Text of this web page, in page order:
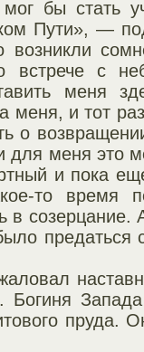
бы стать
Пути», —
возникли
о встрече с
меня
меня, и тот
о
для меня это
и пока
то время
в
предаться
Богиня
пруда.